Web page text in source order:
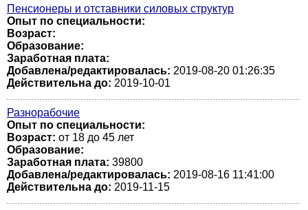
Пенсионеры и отставники силовых структур
Опыт по специальности:
Возраст:
Образование:
Заработная плата:
Добавлена/редактировалась: 2019-08-20 01:26:35
Действительна до: 2019-10-01
Разнорабочие
Опыт по специальности:
Возраст: от 18 до 45 лет
Образование:
Заработная плата: 39800
Добавлена/редактировалась: 2019-08-16 11:41:00
Действительна до: 2019-11-15